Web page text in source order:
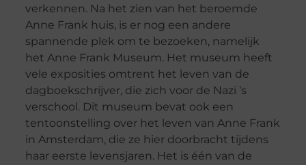
verkennen. Na het zien van het beroemde
Anne Frank huis, is er nog een andere
spannende plek om te bezoeken, namelijk
het Anne Frank Museum. Het museum heeft
vele exposities omtrent het leven van de
dagboekschrijver, die zich voor de Nazi ’s
verschool. Dit museum bevat ook een
tentoonstelling over het leven van Anne Frank
in Amsterdam, die ze hier doorbracht tijdens
haar eerste levensjaren. Het is één van de